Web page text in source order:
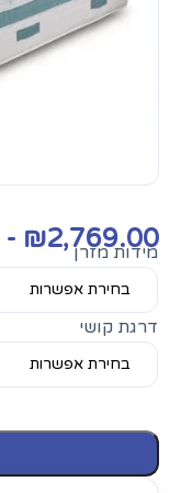
₪2,769.00
- מידות מזרן
דרגת קושי